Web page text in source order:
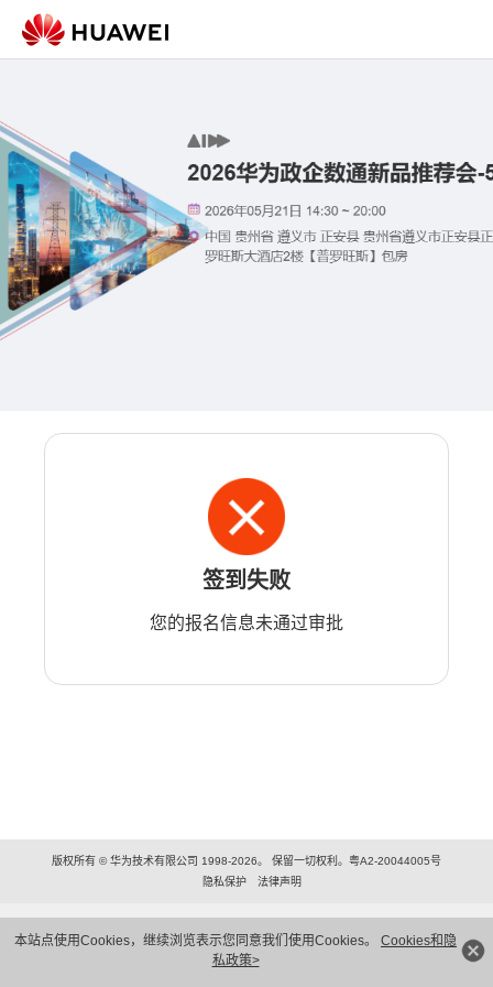
本站点使用Cookies，继续浏览表示您同意我们使用Cookies。 Cookies和隐
私政策>
签到失败
您的报名信息未通过审批
版权所有 © 华为技术有限公司 1998-2026。 保留一切权利。粤A2-20044005号
隐私保护
法律声明